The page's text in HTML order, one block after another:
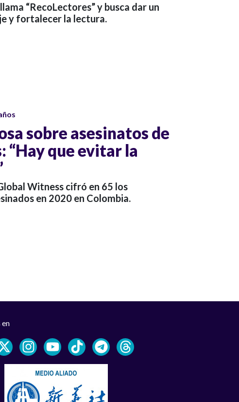
“RecoLectores” y busca dar un
y fortalecer la lectura.
sobre asesinatos de
“Hay que evitar la
Witness cifró en 65 los
en 2020 en Colombia.
en